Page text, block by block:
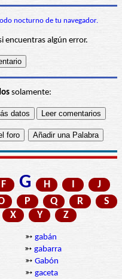
nocturno de tu navegador.
encuentras algún error.
solamente:
F G H I
J
P Q R
S
X Y Z
➳ gabán
➳ gabarra
➳ Gabón
➳ gaceta